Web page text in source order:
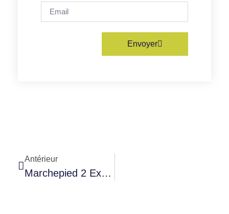
Envoyer
Antérieur
Marchepied 2 Extrait Catalogue